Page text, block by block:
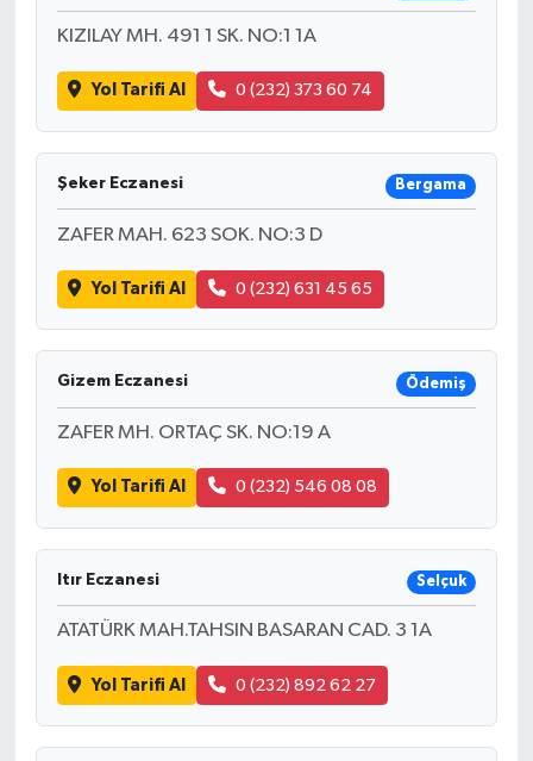
KIZILAY MH. 491 1 SK. NO:1 1A
Yol Tarifi Al 0 (232) 373 60 74
Şeker Eczanesi Bergama
ZAFER MAH. 623 SOK. NO:3 D
Yol Tarifi Al 0 (232) 631 45 65
Gizem Eczanesi Ödemiş
ZAFER MH. ORTAÇ SK. NO:19 A
Yol Tarifi Al 0 (232) 546 08 08
Itır Eczanesi Selçuk
ATATÜRK MAH.TAHSIN BASARAN CAD. 3 1A
Yol Tarifi Al 0 (232) 892 62 27